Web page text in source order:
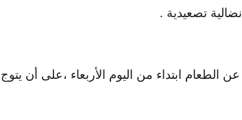
تصعيدية .
ابتداء من اليوم الأربعاء ،على أن يتوج